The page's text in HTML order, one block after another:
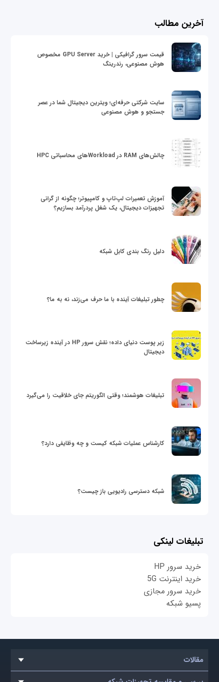
آخرین مطالب
قیمت سرور گرافیکی | خرید GPU Server مخصوص
هوش مصنوعی، رندرینگ
سایت شرکتی حرفه‌ای؛ ویترین دیجیتال شما در عصر
جستجو و هوش مصنوعی
چالش‌های RAM در Workloadهای محاسباتی HPC
آموزش تعمیرات لپ‌تاپ و کامپیوتر؛ چگونه از گرانی
تجهیزات دیجیتال، یک شغل پردرآمد بسازیم؟
دلیل رنگ بندی کابل شبکه
چطور تبلیغات آینده با ما حرف می‌زند، نه به ما؟
زیر پوست دنیای داده؛ نقش سرور HP در آینده زیرساخت
دیجیتال
تبلیغات هوشمند؛ وقتی الگوریتم جای خلاقیت را می‌گیرد
کارشناس عملیات شبکه کیست و چه وظایفی دارد؟
شبکه دسترسی رادیویی باز چیست؟
تبلیغات لینکی
خرید سرور HP
خرید اینترنت 5G
خرید سرور مجازی
پسیو شبکه
مقالات